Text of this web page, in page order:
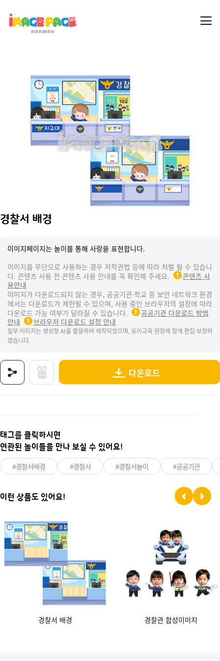
경찰서 배경
이미지페이지는 놀이를 통해 사랑을 표현합니다.
이미지를 무단으로 사용하는 경우 저작권법 등에 따라 처벌 될 수 있습니
다. 콘텐츠 사용 전 콘텐츠 사용 안내를 꼭 확인해 주세요.
콘텐츠 사
용안내
이미지가 다운로드되지 않는 경우, 공공기관·학교 등 보안 네트워크 환경
에서는 다운로드가 제한될 수 있으며, 사용 중인 브라우저의 설정에 따라
다운로드 가능 여부가 달라질 수 있습니다.
공공기관 다운로드 방법
안내
브라우저 다운로드 설정 안내
일부 이미지는 생성형 AI를 활용하여 제작되었으며, 유아교육 현장에 맞게 편집·보정하
였습니다.
다운로드
태그를 클릭하시면
연관된 놀이들을 만나 보실 수 있어요!
#경찰서배경 #경찰서 #경찰서놀이 #공공기관
이런 상품도 있어요!
경찰서 배경 경찰관 합성이미지